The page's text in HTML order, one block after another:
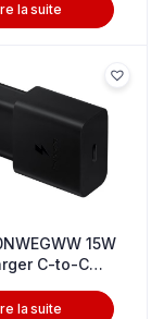
la suite
15W
C-to-C
la suite